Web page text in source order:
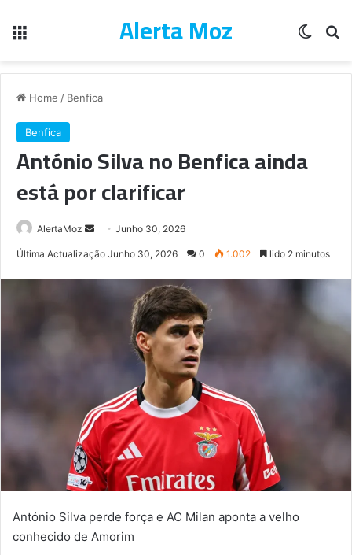
Alerta Moz
Home / Benfica
Benfica
António Silva no Benfica ainda
está por clarificar
AlertaMoz
SendJunho 30, 2026
Última Actualização Junho 30, 2026 0 1.002 lido 2 minutos
António Silva perde força e AC Milan aponta a velho
conhecido de Amorim